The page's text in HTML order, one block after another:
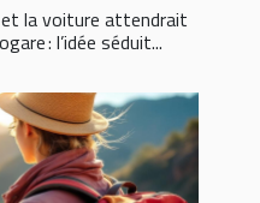
la voiture attendrait
: l’idée séduit...